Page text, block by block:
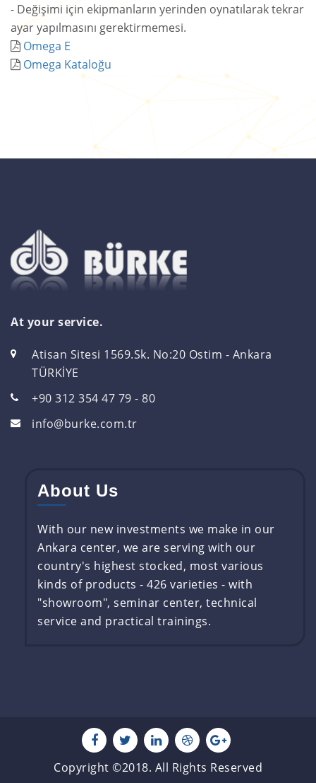
- Değişimi için ekipmanların yerinden oynatılarak tekrar
ayar yapılmasını gerektirmemesi.
Omega E
Omega Kataloğu
At your service.
Atisan Sitesi 1569.Sk. No:20 Ostim - Ankara
TÜRKİYE
+90 312 354 47 79 - 80
info@burke.com.tr
About Us
With our new investments we make in our
Ankara center, we are serving with our
country's highest stocked, most various
kinds of products - 426 varieties - with
"showroom", seminar center, technical
service and practical trainings.
Copyright ©2018. All Rights Reserved